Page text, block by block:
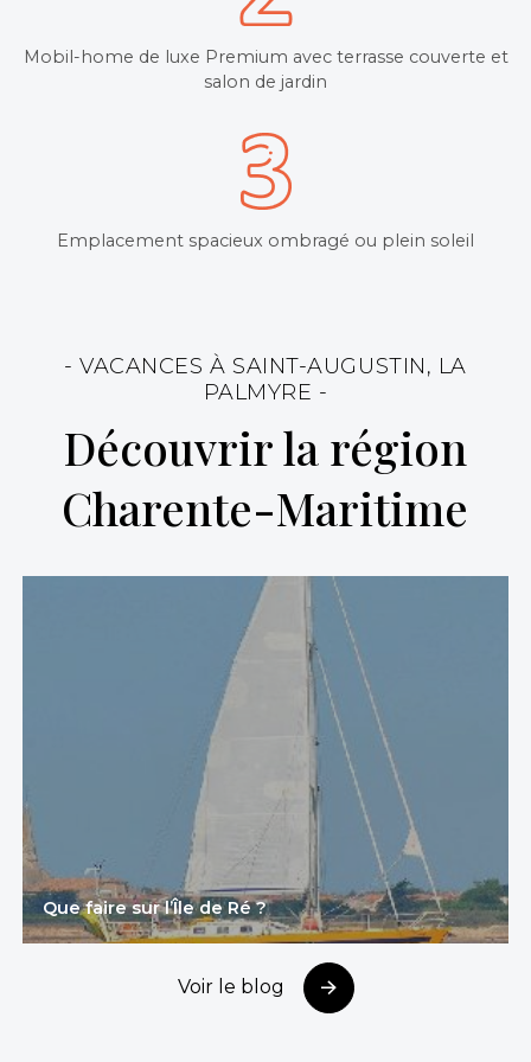
Mobil-home de luxe Premium avec terrasse couverte et
salon de jardin
Emplacement spacieux ombragé ou plein soleil
- VACANCES À SAINT-AUGUSTIN, LA
PALMYRE -
Découvrir la région
Charente-Maritime
Que faire sur l’Île de Ré ?
Voir le blog